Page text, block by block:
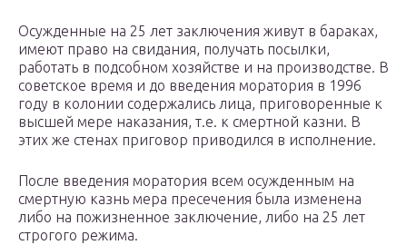
Осужденные на 25 лет заключения живут в бараках,
имеют право на свидания, получать посылки,
работать в подсобном хозяйстве и на производстве. В
советское время и до введения моратория в 1996
году в колонии содержались лица, приговоренные к
высшей мере наказания, т.е. к смертной казни. В
этих же стенах приговор приводился в исполнение.
После введения моратория всем осужденным на
смертную казнь мера пресечения была изменена
либо на пожизненное заключение, либо на 25 лет
строгого режима.